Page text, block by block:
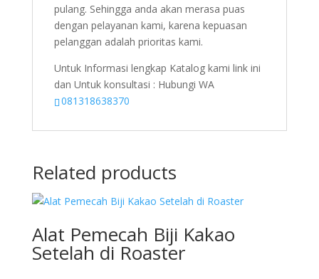
pulang. Sehingga anda akan merasa puas
dengan pelayanan kami, karena kepuasan
pelanggan adalah prioritas kami.
Untuk Informasi lengkap Katalog kami link ini
dan Untuk konsultasi : Hubungi WA
081318638370
Related products
Alat Pemecah Biji Kakao
Setelah di Roaster